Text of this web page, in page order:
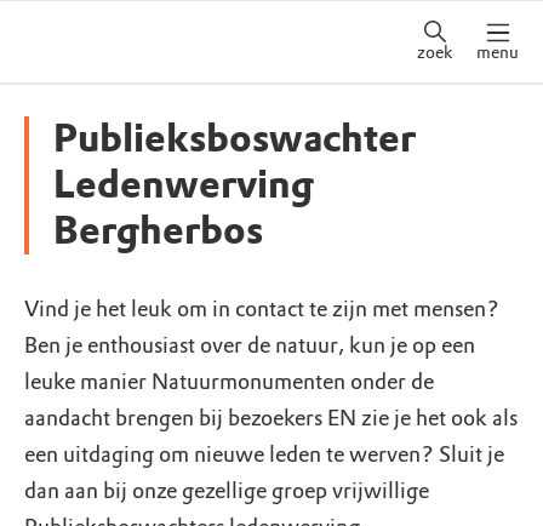
zoek menu
Publieksboswachter
Ledenwerving
Bergherbos
Vind je het leuk om in contact te zijn met mensen?
Ben je enthousiast over de natuur, kun je op een
leuke manier Natuurmonumenten onder de
aandacht brengen bij bezoekers EN zie je het ook als
een uitdaging om nieuwe leden te werven? Sluit je
dan aan bij onze gezellige groep vrijwillige